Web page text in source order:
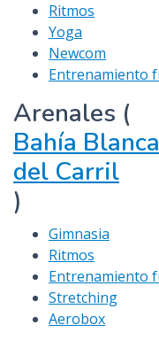
Ritmos
Yoga
Newcom
Entrenamiento
Arenales (
Bahía
del Carril
)
Gimnasia
Ritmos
Entrenamiento
Stretching
Aerobox